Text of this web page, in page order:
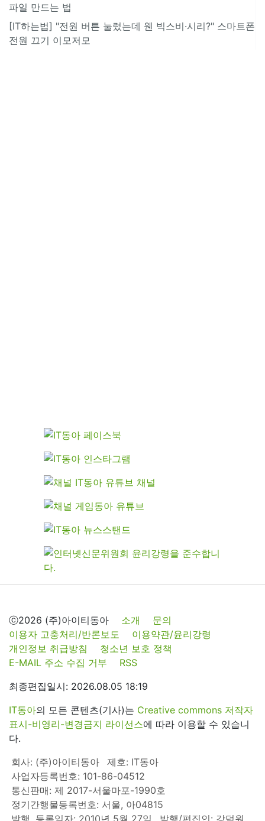
파일 만드는 법
[IT하는법] "전원 버튼 눌렀는데 웬 빅스비·시리?" 스마트폰
전원 끄기 이모저모
ⓒ2026 (주)아이티동아 소개
문의
이용자 고충처리/반론보도
이용약관/윤리강령
개인정보 취급방침
청소년 보호 정책
E-MAIL 주소 수집 거부
RSS
최종편집일시: 2026.08.05 18:19
IT동아의 모든 콘텐츠(기사)는 Creative commons 저작자
표시-비영리-변경금지 라이선스에 따라 이용할 수 있습니
다.
회사: (주)아이티동아
제호: IT동아
사업자등록번호: 101-86-04512
통신판매: 제 2017-서울마포-1990호
정기간행물등록번호: 서울, 아04815
발행, 등록일자: 2010년 5월 27일
발행/편집인: 강덕원